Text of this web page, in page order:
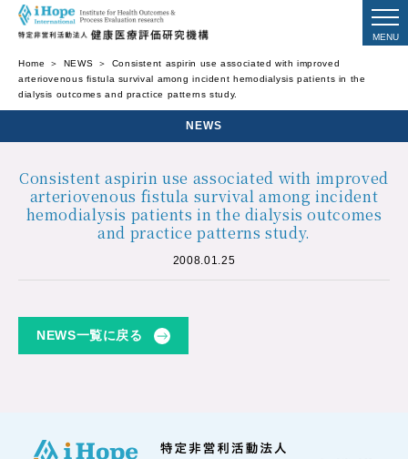
Home NEWS
Consistent aspirin use associated with improved
arteriovenous fistula survival among incident hemodialysis patients in the
dialysis outcomes and practice patterns study.
NEWS
Consistent aspirin use associated with improved
arteriovenous fistula survival among incident
hemodialysis patients in the dialysis outcomes
and practice patterns study.
2008.01.25
NEWS一覧に戻る